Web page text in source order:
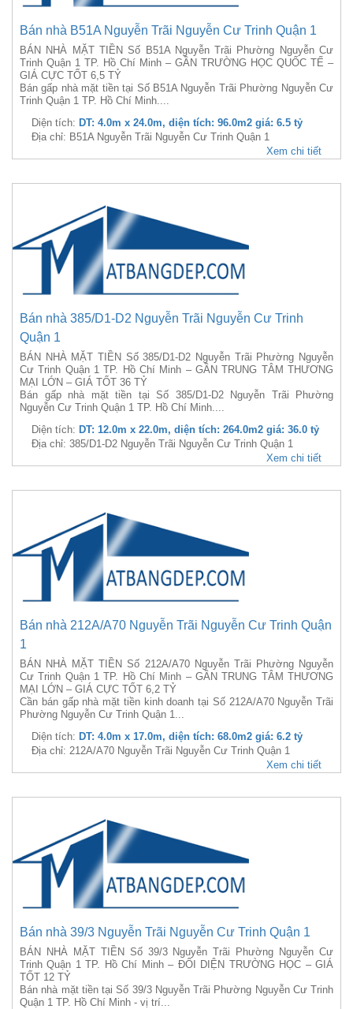
Bán nhà B51A Nguyễn Trãi Nguyễn Cư Trinh Quận 1
BÁN NHÀ MẶT TIỀN Số B51A Nguyễn Trãi Phường Nguyễn Cư
Trinh Quận 1 TP. Hồ Chí Minh – GẦN TRƯỜNG HỌC QUỐC TẾ –
GIÁ CỰC TỐT 6,5 TỶ
Bán gấp nhà mặt tiền tại Số B51A Nguyễn Trãi Phường Nguyễn Cư
Trinh Quận 1 TP. Hồ Chí Minh....
Diện tích: DT: 4.0m x 24.0m, diện tích: 96.0m2 giá: 6.5 tỷ
Địa chỉ: B51A Nguyễn Trãi Nguyễn Cư Trinh Quận 1
Xem chi tiết
Bán nhà 385/D1-D2 Nguyễn Trãi Nguyễn Cư Trinh
Quận 1
BÁN NHÀ MẶT TIỀN Số 385/D1-D2 Nguyễn Trãi Phường Nguyễn
Cư Trinh Quận 1 TP. Hồ Chí Minh – GẦN TRUNG TÂM THƯƠNG
MẠI LỚN – GIÁ TỐT 36 TỶ
Bán gấp nhà mặt tiền tại Số 385/D1-D2 Nguyễn Trãi Phường
Nguyễn Cư Trinh Quận 1 TP. Hồ Chí Minh....
Diện tích: DT: 12.0m x 22.0m, diện tích: 264.0m2 giá: 36.0 tỷ
Địa chỉ: 385/D1-D2 Nguyễn Trãi Nguyễn Cư Trinh Quận 1
Xem chi tiết
Bán nhà 212A/A70 Nguyễn Trãi Nguyễn Cư Trinh Quận
1
BÁN NHÀ MẶT TIỀN Số 212A/A70 Nguyễn Trãi Phường Nguyễn
Cư Trinh Quận 1 TP. Hồ Chí Minh – GẦN TRUNG TÂM THƯƠNG
MẠI LỚN – GIÁ CỰC TỐT 6,2 TỶ
Cần bán gấp nhà mặt tiền kinh doanh tại Số 212A/A70 Nguyễn Trãi
Phường Nguyễn Cư Trinh Quận 1...
Diện tích: DT: 4.0m x 17.0m, diện tích: 68.0m2 giá: 6.2 tỷ
Địa chỉ: 212A/A70 Nguyễn Trãi Nguyễn Cư Trinh Quận 1
Xem chi tiết
Bán nhà 39/3 Nguyễn Trãi Nguyễn Cư Trinh Quận 1
BÁN NHÀ MẶT TIỀN Số 39/3 Nguyễn Trãi Phường Nguyễn Cư
Trinh Quận 1 TP. Hồ Chí Minh – ĐỐI DIỆN TRƯỜNG HỌC – GIÁ
TỐT 12 TỶ
Bán nhà mặt tiền tại Số 39/3 Nguyễn Trãi Phường Nguyễn Cư Trinh
Quận 1 TP. Hồ Chí Minh - vị trí...